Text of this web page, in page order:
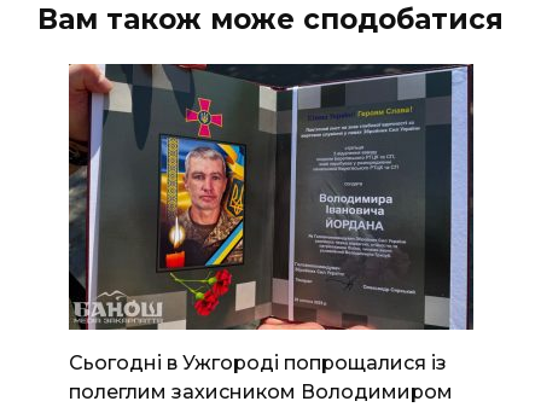
Вам також може сподобатися
Сьогодні в Ужгороді попрощалися із
полеглим захисником Володимиром